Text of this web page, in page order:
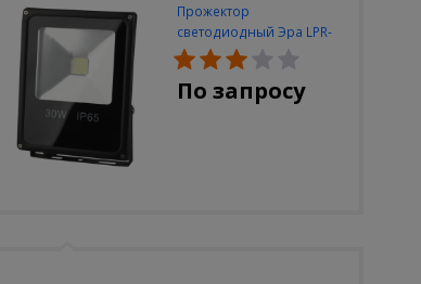
Прожектор
светодиодный Эра LPR-
30W-6500K-M
По запросу